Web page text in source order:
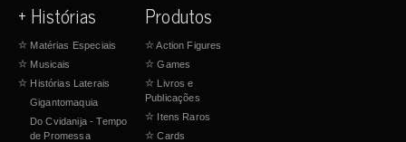
+ Histórias
☆ Matérias Especiais
☆ Musicais
☆ Histórias Laterais
Gigantomaquia
Do Cvidanija - Tempo
de Promessa
Produtos
☆Action Figures
☆ Games
☆ Livros e
Publicações
☆ Itens Raros
☆ Cards